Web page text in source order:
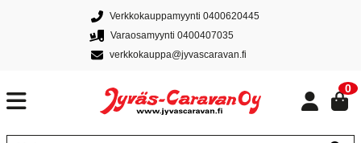
Verkkokauppamyynti 0400620445
Varaosamyynti 0400407035
verkkokauppa@jyvascaravan.fi
0